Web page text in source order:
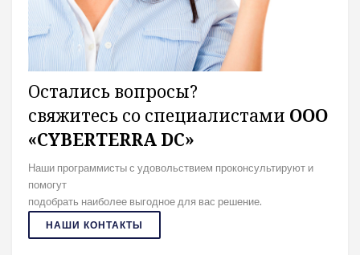
Остались вопросы?
свяжитесь со специалистами ООО
«СYBERTERRA DC»
Наши программисты с удовольствием проконсультируют и
помогут
подобрать наиболее выгодное для вас решение.
НАШИ КОНТАКТЫ